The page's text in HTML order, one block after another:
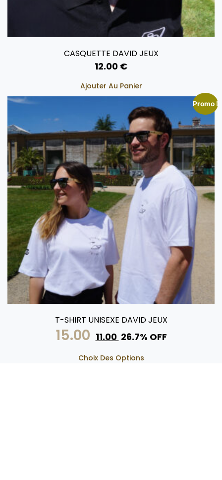
CASQUETTE DAVID JEUX
12.00 €
Ajouter Au Panier
Promo !
T-SHIRT UNISEXE DAVID JEUX
15.00 11.00 26.7% OFF
Choix Des Options